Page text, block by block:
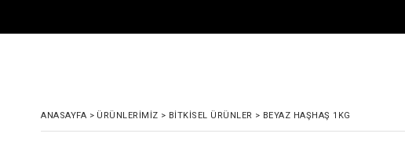
ANASAYFA > ÜRÜNLERIMIZ > BITKISEL ÜRÜNLER > BEYAZ HAŞHAŞ 1KG